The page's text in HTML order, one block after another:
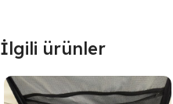
İlgili ürünler